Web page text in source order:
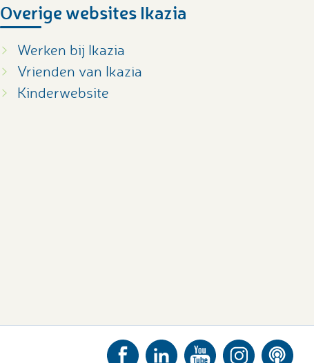
Overige websites Ikazia
Werken bij Ikazia
Vrienden van Ikazia
Kinderwebsite